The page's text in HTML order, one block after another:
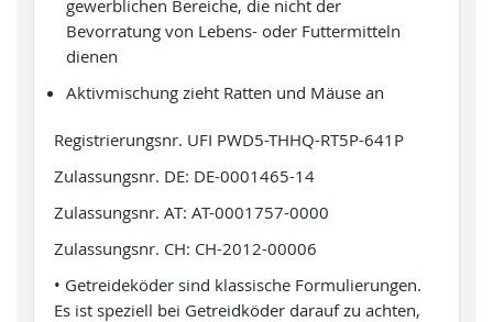
gewerblichen Bereiche, die nicht der
Bevorratung von Lebens- oder Futtermitteln
dienen
Aktivmischung zieht Ratten und Mäuse an
Registrierungsnr. UFI PWD5-THHQ-RT5P-641P
Zulassungsnr. DE: DE-0001465-14
Zulassungsnr. AT: AT-0001757-0000
Zulassungsnr. CH: CH-2012-00006
• Getreideköder sind klassische Formulierungen.
Es ist speziell bei Getreidköder darauf zu achten,